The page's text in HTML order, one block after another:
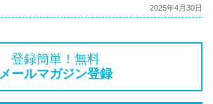
2025年4月30日
登録簡単！無料
メールマガジン登録